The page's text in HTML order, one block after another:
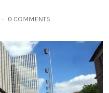
0 COMMENTS